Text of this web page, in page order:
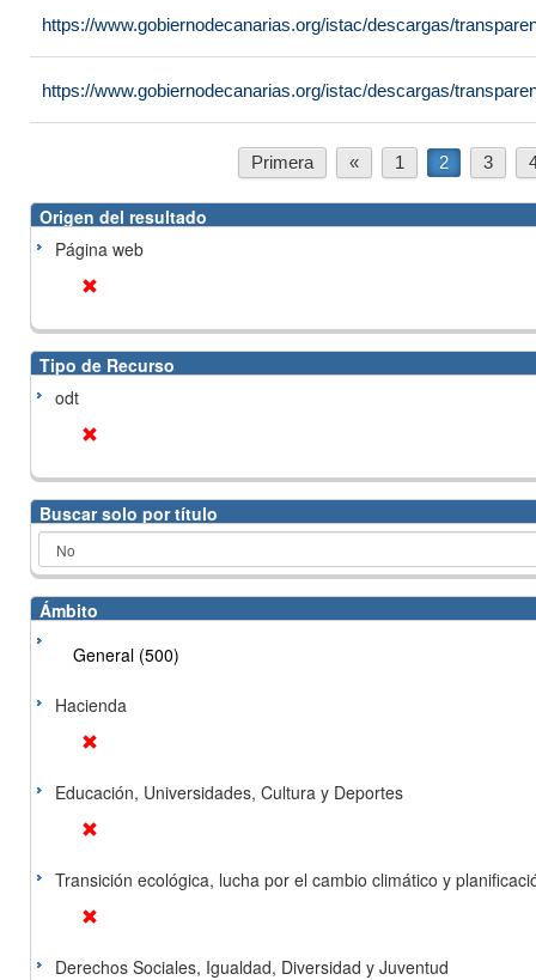
https://www.gobiernodecanarias.org/istac/descargas/
https://www.gobiernodecanarias.org/istac/descargas/
Primera « 1 2 3
Origen del resultado
Página web
Tipo de Recurso
odt
Buscar solo por título
Ámbito
General (500)
Hacienda
Educación, Universidades, Cultura y Deportes
Transición ecológica, lucha por el cambio climático y
Derechos Sociales, Igualdad, Diversidad y Juventud